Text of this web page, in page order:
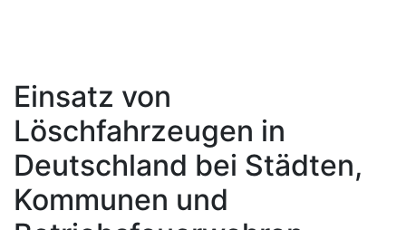
Einsatz von
Löschfahrzeugen in
Deutschland bei Städten,
Kommunen und